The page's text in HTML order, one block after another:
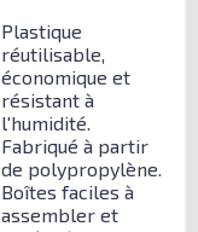
Plastique
réutilisable,
économique et
résistant à
l'humidité.
Fabriqué à partir
de polypropylène.
Boîtes faciles à
assembler et